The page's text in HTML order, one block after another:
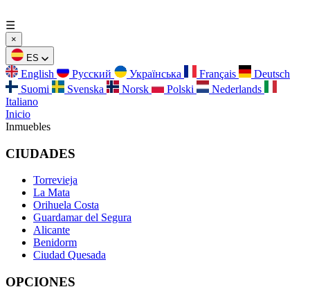
☰
×
ES
English Русский Українська Français
Deutsch
Suomi
Svenska Norsk Polski
Nederlands
Italiano
Inicio
Inmuebles
CIUDADES
Torrevieja
La Mata
Orihuela Costa
Guardamar del Segura
Alicante
Benidorm
Ciudad Quesada
OPCIONES